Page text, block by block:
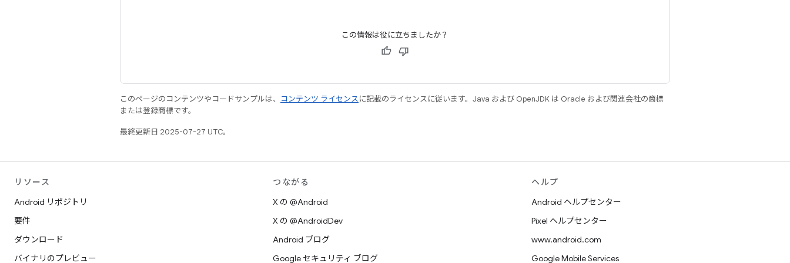
この情報は役に立ちましたか？
このページのコンテンツやコードサンプルは、 コンテンツ ライセンスに記載のライセンスに従います。Java および OpenJDK は Oracle および関連会社の商標
または登録商標です。
最終更新日 2025-07-27 UTC。
リソース
Android リポジトリ
要件
ダウンロード
バイナリのプレビュー
つながる
X の @Android
X の @AndroidDev
Android ブログ
Google セキュリティ ブログ
ヘルプ
Android ヘルプセンター
Pixel ヘルプセンター
www.android.com
Google Mobile Services